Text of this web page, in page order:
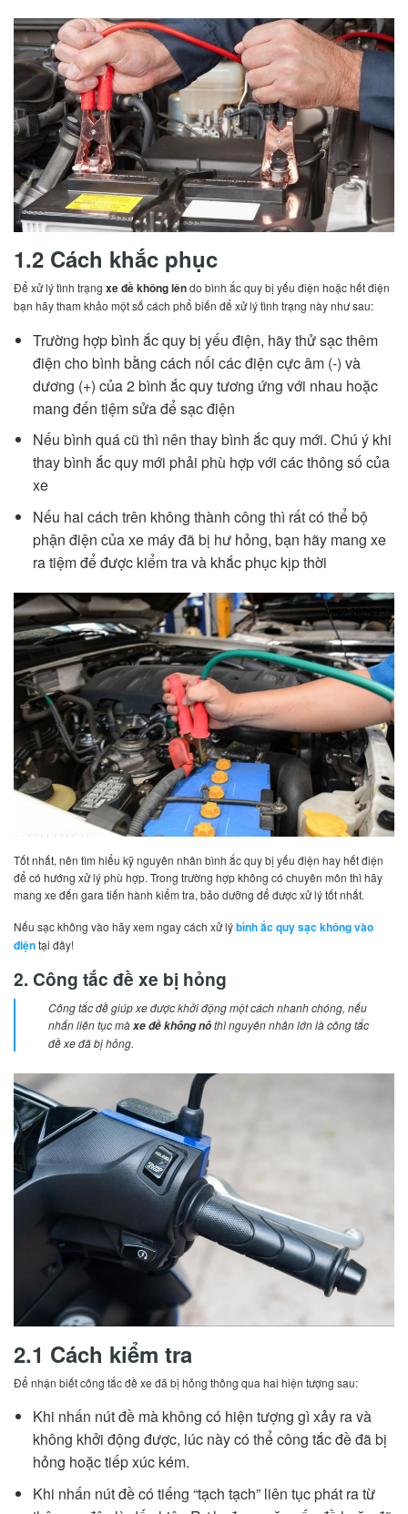
1.2 Cách khắc phục
Để xử lý tình trạng xe đề không lêndo bình ắc quy bị yếu điện hoặc hết điện
bạn hãy tham khảo một số cách phổ biến để xử lý tình trạng này như sau:
Trường hợp bình ắc quy bị yếu điện, hãy thử sạc thêm
điện cho bình bằng cách nối các điện cực âm (-) và
dương (+) của 2 bình ắc quy tương ứng với nhau hoặc
mang đến tiệm sửa để sạc điện
Nếu bình quá cũ thì nên thay bình ắc quy mới. Chú ý khi
thay bình ắc quy mới phải phù hợp với các thông số của
xe
Nếu hai cách trên không thành công thì rất có thể bộ
phận điện của xe máy đã bị hư hỏng, bạn hãy mang xe
ra tiệm để được kiểm tra và khắc phục kịp thời
Tốt nhất, nên tìm hiểu kỹ nguyên nhân bình ắc quy bị yếu điện hay hết điện
để có hướng xử lý phù hợp. Trong trường hợp không có chuyên môn thì hãy
mang xe đến gara tiến hành kiểm tra, bảo dưỡng để được xử lý tốt nhất.
Nếu sạc không vào hãy xem ngay cách xử lýbình ắc quy sạc không vào
điệntại đây!
2. Công tắc đề xe bị hỏng
Công tắc đề giúp xe được khởi động một cách nhanh chóng, nếu
nhấn liên tục màxe đề không nôthì nguyên nhân lớn là công tắc
đề xe đã bị hỏng.
2.1 Cách kiểm tra
Để nhận biết công tắc đề xe đã bị hỏng thông qua hai hiện tượng sau:
Khi nhấn nút đề mà không có hiện tượng gì xảy ra và
không khởi động được, lúc này có thể công tắc đề đã bị
hỏng hoặc tiếp xúc kém.
Khi nhấn nút đề có tiếng “tạch tạch” liên tục phát ra từ